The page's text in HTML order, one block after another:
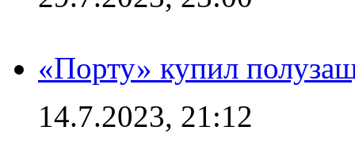
«Порту» купил
14.7.2023, 21:12